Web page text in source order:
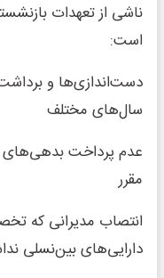
ناشی از تعهدات
است:
دست‌اندازی‌ها و
سال‌های مختلف
عدم پرداخت بدهی‌های
مقرر
انتصاب مدیرانی که
دارایی‌های بین‌نسلی